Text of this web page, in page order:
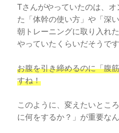
Tさんがやっていたのは、
た「体幹の使い方」や「深
朝トレーニングに取り入れ
やっていたくらいだそうです
お腹を引き締めるのに「腹
すね！
このように、変えたいとこ
に何をするか？」が重要なん